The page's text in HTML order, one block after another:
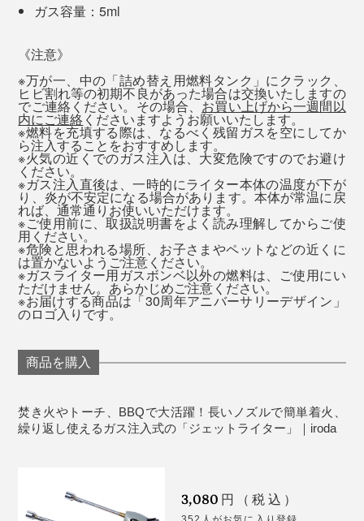
です。
ルトーチ」、使い切りグリル「Craft Grill」を着火する際
燃料タンクの底面にある、ガス注入口を真上に向け、よ
く振ったガスボンベのノズルを垂直に差し込み強く押し
ます。
ガス容量：5ml
《注意》
※万が一、中の「詰め替え用燃料タンク」にクラック、
ヒビ割れ等の初期不良があった場合は交換いたしますの
でご連絡ください。その場合、お買い上げから一週間以
内にご連絡くださいますようお願いいたします。
※燃料を充填する際は、なるべく残留ガスを空にしてか
ら注入することをおすすめします。
※火気の近くでのガス注入は、大変危険ですのでお避け
ください。
※ガス注入直後は、一時的にライター本体の温度が下が
り、炎が不安定になる場合があります。本体が常温に戻
れば、通常通りお使いいただけます。
※ご使用前に、取扱説明書をよく読み理解してからご使
用ください。
※危険と思われる場所、お子さまやペットなどの近くに
は置かないようご注意ください。
※ガスライター用ガスボンベ以外の燃料は、ご使用にい
ただけません。あらかじめご注意ください。
※お届けする商品は「30周年アニバーサリーデザイン」
のロゴ入りです。
商品を購入
焚き火やトーチ、BBQで大活躍！長いノズルで簡単着火、
繰り返し使えるガス注入式の「ジェットライター」｜iroda
3,080 円（税込）